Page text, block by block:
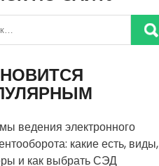
ведения электронного
какие есть, виды,
и как выбрать СЭД